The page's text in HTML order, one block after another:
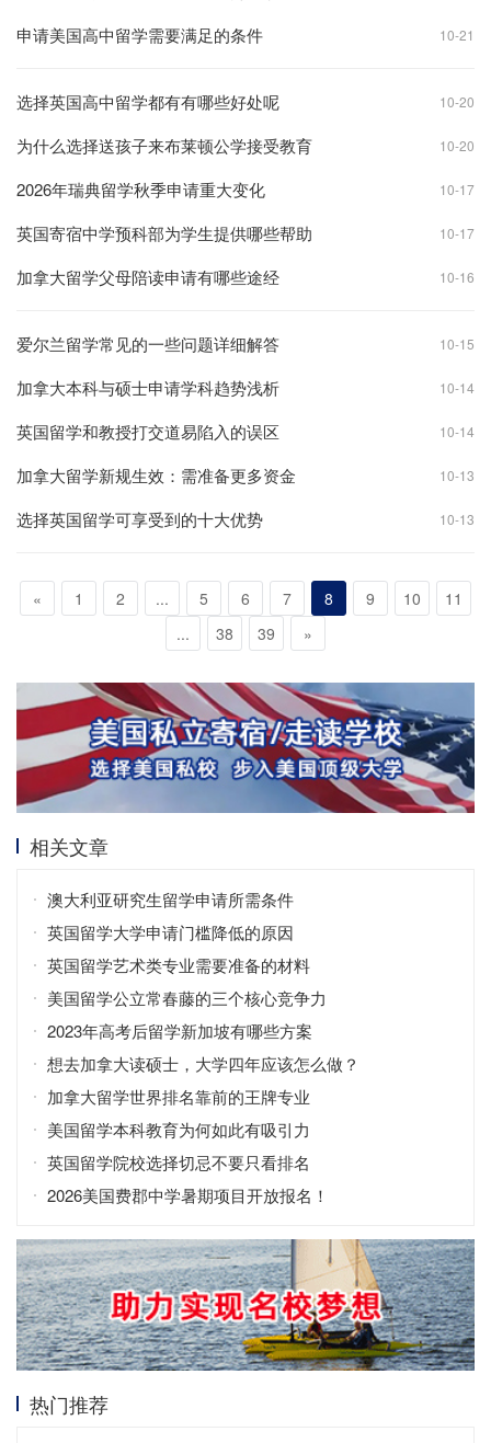
申请美国高中留学需要满足的条件
10-21
选择英国高中留学都有有哪些好处呢 10-20
为什么选择送孩子来布莱顿公学接受教育 10-20
2026年瑞典留学秋季申请重大变化 10-17
英国寄宿中学预科部为学生提供哪些帮助 10-17
加拿大留学父母陪读申请有哪些途经 10-16
爱尔兰留学常见的一些问题详细解答 10-15
加拿大本科与硕士申请学科趋势浅析 10-14
英国留学和教授打交道易陷入的误区 10-14
加拿大留学新规生效：需准备更多资金 10-13
选择英国留学可享受到的十大优势 10-13
« 1 2 ... 5 6 7 8 9 10
11
...
38 39 »
相关文章
澳大利亚研究生留学申请所需条件
英国留学大学申请门槛降低的原因
英国留学艺术类专业需要准备的材料
美国留学公立常春藤的三个核心竞争力
2023年高考后留学新加坡有哪些方案
想去加拿大读硕士，大学四年应该怎么做？
加拿大留学世界排名靠前的王牌专业
美国留学本科教育为何如此有吸引力
英国留学院校选择切忌不要只看排名
2026美国费郡中学暑期项目开放报名！
热门推荐